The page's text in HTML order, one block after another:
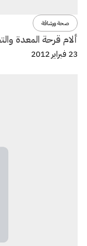
صحة ورشاقة
ألام قرحة المعدة
23 فبراير 2012